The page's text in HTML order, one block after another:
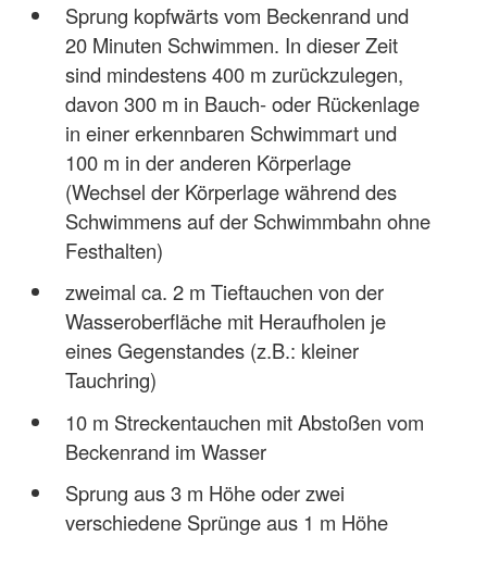
Sprung kopfwärts vom Beckenrand und
20 Minuten Schwimmen. In dieser Zeit
sind mindestens 400 m zurückzulegen,
davon 300 m in Bauch- oder Rückenlage
in einer erkennbaren Schwimmart und
100 m in der anderen Körperlage
(Wechsel der Körperlage während des
Schwimmens auf der Schwimmbahn ohne
Festhalten)
zweimal ca. 2 m Tieftauchen von der
Wasseroberfläche mit Heraufholen je
eines Gegenstandes (z.B.: kleiner
Tauchring)
10 m Streckentauchen mit Abstoßen vom
Beckenrand im Wasser
Sprung aus 3 m Höhe oder zwei
verschiedene Sprünge aus 1 m Höhe